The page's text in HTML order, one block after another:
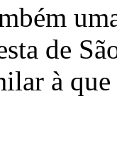
de
à que